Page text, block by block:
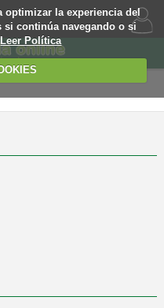
optimizar la experiencia del
si continúa navegando o si
Leer Política